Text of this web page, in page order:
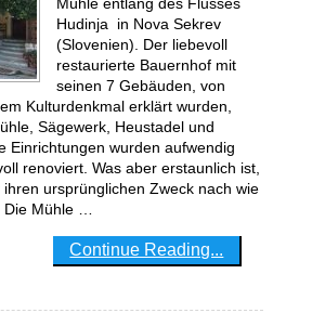
Hudinja in Nova Sekrev
(Slovenien). Der liebevoll
restaurierte Bauernhof mit
seinen 7 Gebäuden, von
Kulturdenkmal erklärt wurden,
Sägewerk, Heustadel und
Einrichtungen wurden aufwendig
renoviert. Was aber erstaunlich ist,
ursprünglichen Zweck nach wie
Mühle …
Continue Reading...